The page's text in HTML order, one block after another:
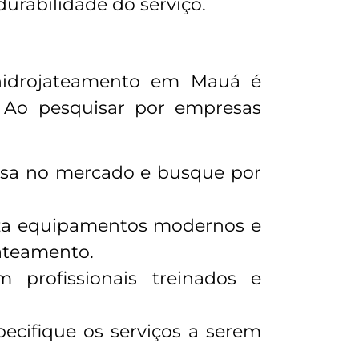
do serviço.
em Mauá é
pesquisar por empresas
no mercado e busque por
equipamentos modernos e
profissionais treinados e
os serviços a serem